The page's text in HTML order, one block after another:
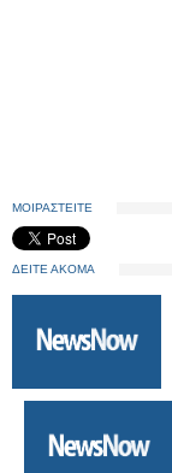
ΜΟΙΡΑΣΤΕΙΤΕ
ΔΕΙΤΕ ΑΚΟΜΑ